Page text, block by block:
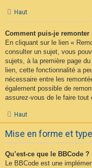
Haut
Comment puis-je remonter
En cliquant sur le lien «
consulter un sujet, vous
sujets, à la première page
lien, cette fonctionnalité a
nécessaire entre les
également possible de
assurez-vous de le faire tout
Haut
Mise en forme et
Qu’est-ce que le BBCode ?
Le BBCode est une